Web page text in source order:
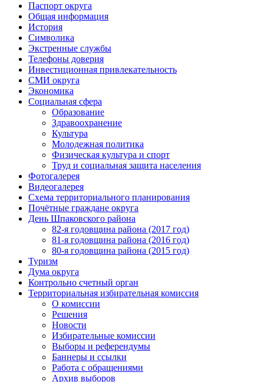
Паспорт округа
Общая информация
История
Символика
Экстренные службы
Телефоны доверия
Инвестиционная привлекательность
СМИ округа
Экономика
Социальная сфера
Образование
Здравоохранение
Культура
Молодежная политика
Физическая культура и спорт
Труд и социальная защита населения
Фотогалерея
Видеогалерея
Схема территориального планирования
Почётные граждане округа
День Шпаковского района
82-я годовщина района (2017 год)
81-я годовщина района (2016 год)
80-я годовщина района (2015 год)
Туризм
Дума округа
Контрольно счетный орган
Территориальная избирательная комиссия
О комиссии
Решения
Новости
Избирательные комиссии
Выборы и референдумы
Баннеры и ссылки
Работа с обращениями
Архив выборов